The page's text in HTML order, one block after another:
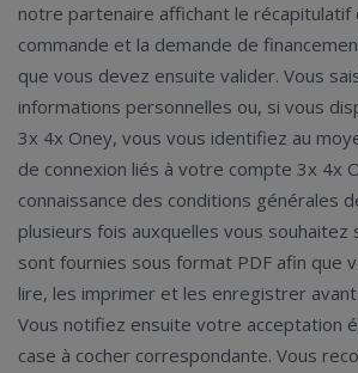
notre partenaire affichant le
commande et la demande de
que vous devez ensuite valider. Vous
informations personnelles ou, si vous
3x 4x Oney, vous vous identifiez au
de connexion liés à votre compte 3x 4x
connaissance des conditions générales
plusieurs fois auxquelles vous souhaitez
sont fournies sous format PDF afin que
lire, les imprimer et les enregistrer
Vous notifiez ensuite votre acceptation
case à cocher correspondante. Vous